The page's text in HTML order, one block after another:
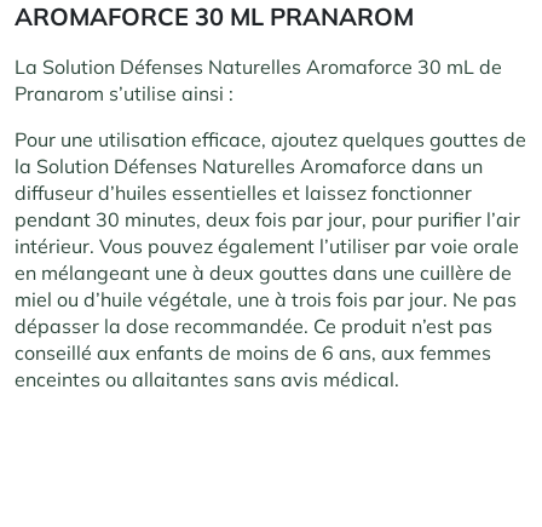
AROMAFORCE 30 ML PRANAROM
La Solution Défenses Naturelles Aromaforce 30 mL de
Pranarom s’utilise ainsi :
Pour une utilisation efficace, ajoutez quelques gouttes de
la Solution Défenses Naturelles Aromaforce dans un
diffuseur d’huiles essentielles et laissez fonctionner
pendant 30 minutes, deux fois par jour, pour purifier l’air
intérieur. Vous pouvez également l’utiliser par voie orale
en mélangeant une à deux gouttes dans une cuillère de
miel ou d’huile végétale, une à trois fois par jour. Ne pas
dépasser la dose recommandée. Ce produit n’est pas
conseillé aux enfants de moins de 6 ans, aux femmes
enceintes ou allaitantes sans avis médical.